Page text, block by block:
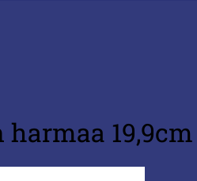
19,9cm